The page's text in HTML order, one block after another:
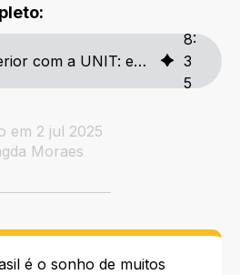
Estude no exterior com a UNIT: experiências e oportunidades globais
8:
3
5
em 2 jul 2025
Moraes
é o sonho de muitos